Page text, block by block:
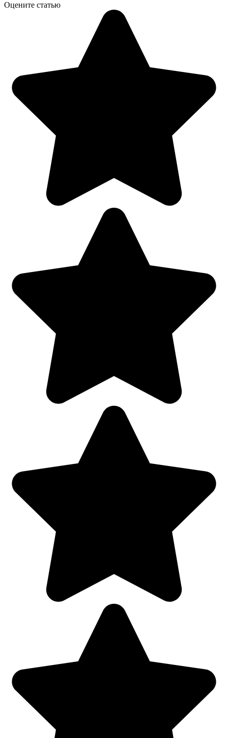
Оцените статью